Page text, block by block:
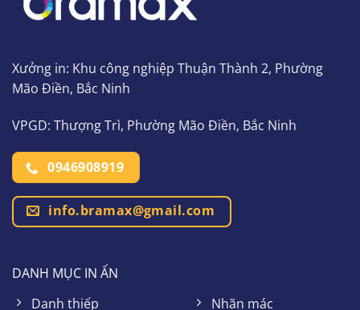
Xưởng in: Khu công nghiệp Thuận Thành 2, Phường
Mão Điền, Bắc Ninh
VPGD: Thượng Trì, Phường Mão Điền, Bắc Ninh
0946908919
info.bramax@gmail.com
DANH MỤC IN ẤN
Danh thiếp
Nhãn mác